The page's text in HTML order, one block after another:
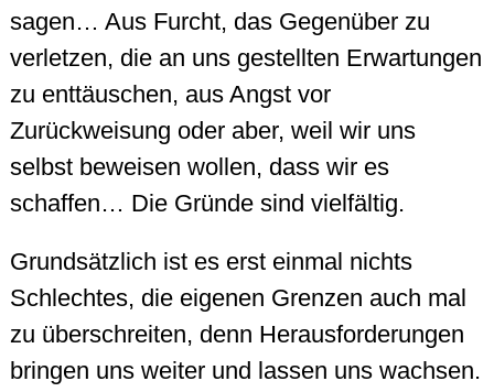
sagen… Aus Furcht, das Gegenüber zu
verletzen, die an uns gestellten Erwartungen
zu enttäuschen, aus Angst vor
Zurückweisung oder aber, weil wir uns
selbst beweisen wollen, dass wir es
schaffen… Die Gründe sind vielfältig.
Grundsätzlich ist es erst einmal nichts
Schlechtes, die eigenen Grenzen auch mal
zu überschreiten, denn Herausforderungen
bringen uns weiter und lassen uns wachsen.